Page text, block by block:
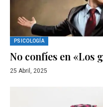
PSICOLOGÍA
No confíes en «Los
25 Abril, 2025